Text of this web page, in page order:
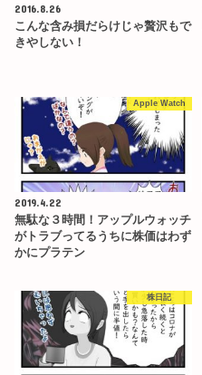
2016.8.26
こんな含み損だらけじゃ贅沢もで
きやしない！
Apple Watch
2019.4.22
無駄な３時間！アップルウォッチ
がトラブってるうちに株価はわず
かにプラテン
株日記